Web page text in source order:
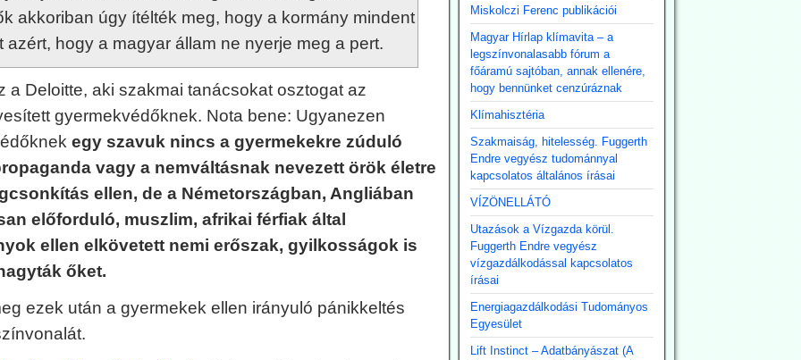
akkoriban úgy ítélték meg, hogy a kormány mindent
azért, hogy a magyar állam ne nyerje meg a pert.
a Deloitte, aki szakmai tanácsokat osztogat az
gyermekvédőknek. Nota bene: Ugyanezen
egy szavuk nincs a gyermekekre zúduló
vagy a nemváltásnak nevezett örök életre
ellen, de a Németországban, Angliában
előforduló, muszlim, afrikai férfiak által
ellen elkövetett nemi erőszak, gyilkosságok is
őket.
ezek után a gyermekek ellen irányuló pánikkeltés
Miskolczi Ferenc publikációi
Magyar Hírlap klímavita – a
legszínvonalasabb fórum a
főáramú sajtóban, annak ellenére,
hogy bennünket cenzúráznak
Klímahisztéria
Szakmaiság, hitelesség. Fuggerth
Endre vegyész tudománnyal
kapcsolatos általános írásai
VÍZÖNELLÁTÓ
Utazások a Vízgazda körül.
Fuggerth Endre vegyész
vízgazdálkodással kapcsolatos
írásai
Energiagazdálkodási Tudományos
Egyesület
Lift Instinct – Adatbányászat (A